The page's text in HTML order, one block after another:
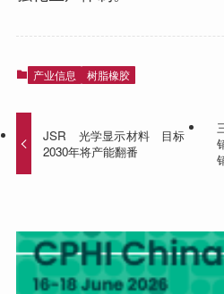
产业信息 树脂橡胶
JSR 光学显示材料 目标
2030年将产能翻番